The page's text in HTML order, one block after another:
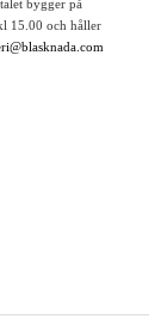
bygger på
15.00 och håller